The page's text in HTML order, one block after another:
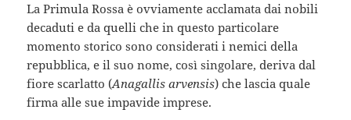
La Primula Rossa è ovviamente acclamata dai nobili
decaduti e da quelli che in questo particolare
momento storico sono considerati i nemici della
repubblica, e il suo nome, così singolare, deriva dal
fiore scarlatto (Anagallis arvensis) che lascia quale
firma alle sue impavide imprese.